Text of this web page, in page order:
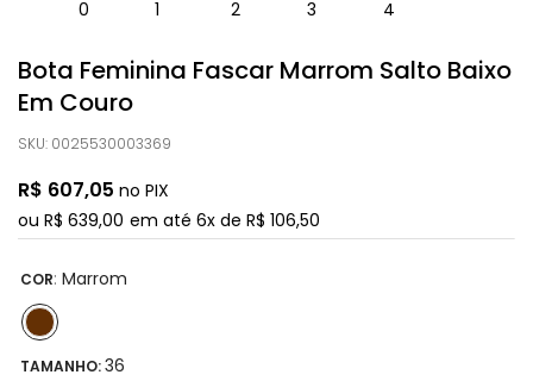
Bota Feminina Fascar Marrom Salto Baixo
Em Couro
SKU: 0025530003369
R$ 607,05 no PIX
ou R$ 639,00 em até 6x de R$ 106,50
COR: Marrom
TAMANHO:36